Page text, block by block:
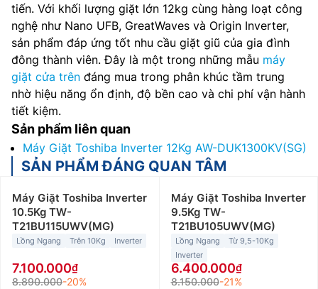
tiến. Với khối lượng giặt lớn 12kg cùng hàng loạt công
nghệ như Nano UFB, GreatWaves và Origin Inverter,
sản phẩm đáp ứng tốt nhu cầu giặt giũ của gia đình
đông thành viên. Đây là một trong những mẫu máy
giặt cửa trên đáng mua trong phân khúc tầm trung
nhờ hiệu năng ổn định, độ bền cao và chi phí vận hành
tiết kiệm.
Sản phẩm liên quan
Máy Giặt Toshiba Inverter 12Kg AW-DUK1300KV(SG)
SẢN PHẨM ĐÁNG QUAN TÂM
Máy Giặt Toshiba Inverter
10.5Kg TW-
T21BU115UWV(MG)
Lồng Ngang Trên 10Kg Inverter
7.100.000
8.890.000-20%
Máy Giặt Toshiba Inverter
9.5Kg TW-
T21BU105UWV(MG)
Lồng Ngang
Từ 9,5-10Kg
Inverter
6.400.000
8.150.000-21%